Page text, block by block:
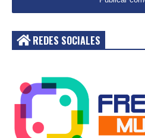
REDES SOCIALES